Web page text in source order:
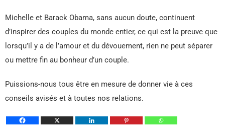
Michelle et Barack Obama, sans aucun doute, continuent
d’inspirer des couples du monde entier, ce qui est la preuve que
lorsqu’il y a de l’amour et du dévouement, rien ne peut séparer
ou mettre fin au bonheur d’un couple.
Puissions-nous tous être en mesure de donner vie à ces
conseils avisés et à toutes nos relations.